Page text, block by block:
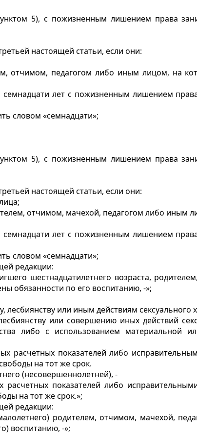
5), с пожизненным лишением права
настоящей статьи, если они:
отчимом, педагогом либо иным лицом, на
лет с пожизненным лишением
словом «семнадцати»;
5), с пожизненным лишением права
настоящей статьи, если они:
отчимом, мачехой, педагогом либо иным
лет с пожизненным лишением
словом «семнадцати»;
редакции:
шестнадцатилетнего возраста,
обязанности по его воспитанию, -»;
или иным действиям сексуального
или совершению иных действий
либо с использованием материальной
расчетных показателей либо
на тот же срок.
(несовершеннолетней), -
показателей либо
на тот же срок.»;
редакции:
родителем, отчимом, мачехой,
воспитанию, -»;